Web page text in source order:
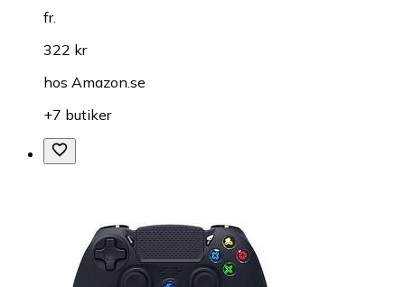
fr.
322 kr
hos Amazon.se
+7 butiker